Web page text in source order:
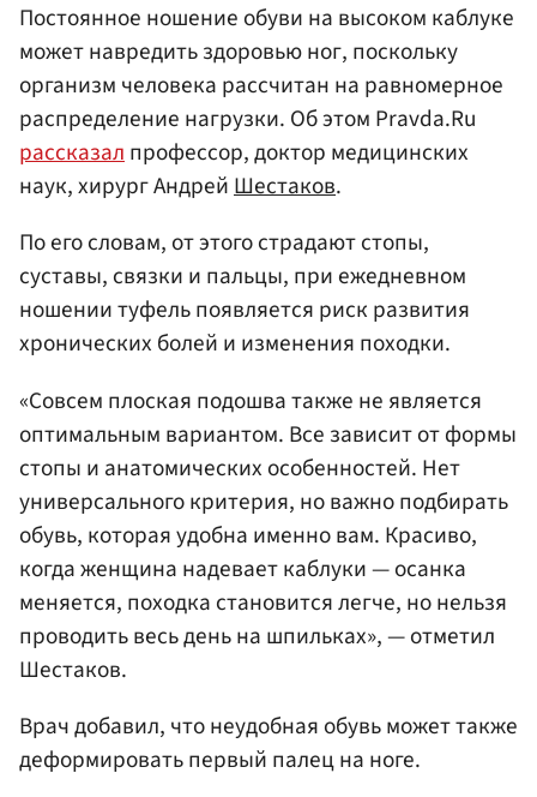
Постоянное ношение обуви на высоком каблуке
может навредить здоровью ног, поскольку
организм человека рассчитан на равномерное
распределение нагрузки. Об этом Pravda.Ru
рассказалпрофессор, доктор медицинских
наук, хирург АндрейШестаков.
По его словам, от этого страдают стопы,
суставы, связки и пальцы, при ежедневном
ношении туфель появляется риск развития
хронических болей и изменения походки.
«Совсем плоская подошва также не является
оптимальным вариантом. Все зависит от формы
стопы и анатомических особенностей. Нет
универсального критерия, но важно подбирать
обувь, которая удобна именно вам. Красиво,
когда женщина надевает каблуки — осанка
меняется, походка становится легче, но нельзя
проводить весь день на шпильках», — отметил
Шестаков.
Врач добавил, что неудобная обувь может также
деформировать первый палец на ноге.